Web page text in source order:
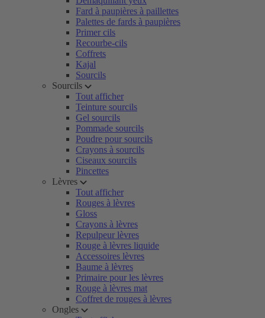
Fard à paupières à paillettes
Palettes de fards à paupières
Primer cils
Recourbe-cils
Coffrets
Kajal
Sourcils
Sourcils
Tout afficher
Teinture sourcils
Gel sourcils
Pommade sourcils
Poudre pour sourcils
Crayons à sourcils
Ciseaux sourcils
Pincettes
Lèvres
Tout afficher
Rouges à lèvres
Gloss
Crayons à lèvres
Repulpeur lèvres
Rouge à lèvres liquide
Accessoires lèvres
Baume à lèvres
Primaire pour les lèvres
Rouge à lèvres mat
Coffret de rouges à lèvres
Ongles